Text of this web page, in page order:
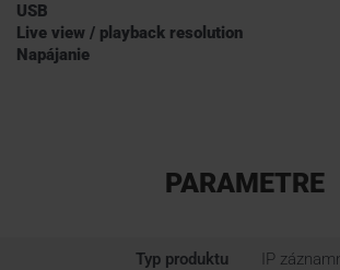
USB
Live view / playback resolution
Napájanie
PARAMETRE
Typ produktu IP